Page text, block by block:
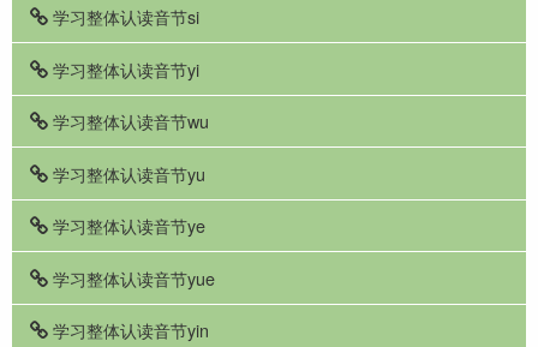
学习整体认读音节si
学习整体认读音节yi
学习整体认读音节wu
学习整体认读音节yu
学习整体认读音节ye
学习整体认读音节yue
学习整体认读音节yin